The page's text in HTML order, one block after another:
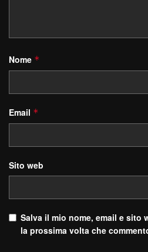
Nome *
Email *
Sito web
Salva il mio nome, email e sito
la prossima volta che